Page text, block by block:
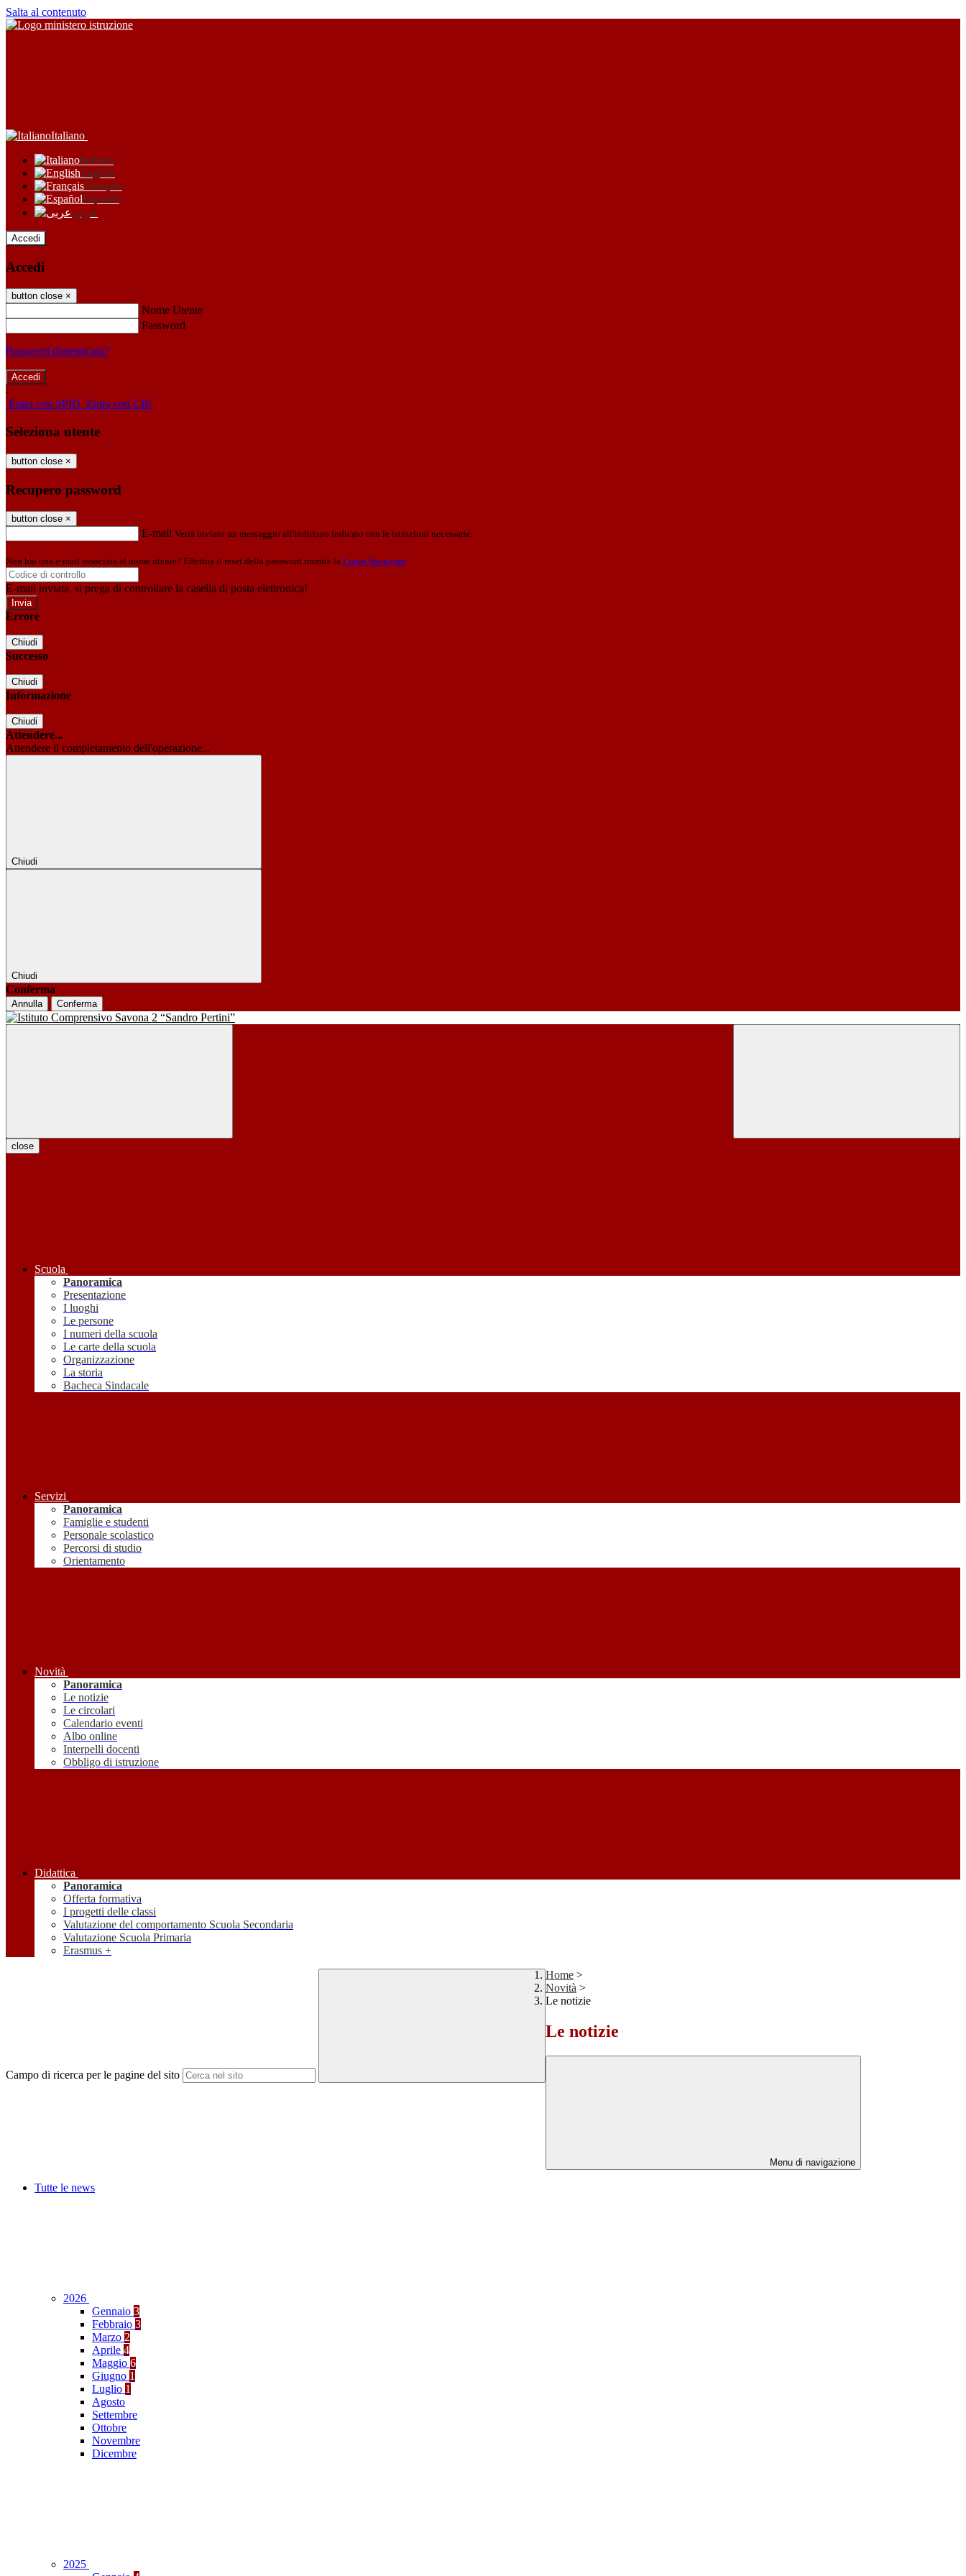
Salta al contenuto
Italiano
Italiano
English
Français
Español
عربى
Accedi
Accedi
button close ×
Nome Utente
Password
Password dimenticata?
-
Entra con SPID Entra con CIE
Seleziona utente
button close ×
Recupero password
button close ×
E-mail Verrà inviato un messaggio all'indirizzo indicato con le istruzioni necessarie.
Non hai una e-mail associata al nome utente? Effettua il reset della password tramite la Login Spaggiari
E-mail inviata, si prega di controllare la casella di posta elettronica!
Errore
Chiudi
Successo
Chiudi
Informazione
Chiudi
Attendere...
Attendere il completamento dell'operazione...
Chiudi
Chiudi
Conferma
Annulla Conferma
close
Scuola
Panoramica
Presentazione
I luoghi
Le persone
I numeri della scuola
Le carte della scuola
Organizzazione
La storia
Bacheca Sindacale
Servizi
Panoramica
Famiglie e studenti
Personale scolastico
Percorsi di studio
Orientamento
Novità
Panoramica
Le notizie
Le circolari
Calendario eventi
Albo online
Interpelli docenti
Obbligo di istruzione
Didattica
Panoramica
Offerta formativa
I progetti delle classi
Valutazione del comportamento Scuola Secondaria
Valutazione Scuola Primaria
Erasmus +
Campo di ricerca per le pagine del sito
Home >
Novità >
Le notizie
Le notizie
Menu di navigazione
Tutte le news
2026
Gennaio 3
Febbraio 3
Marzo 2
Aprile 4
Maggio 6
Giugno 1
Luglio 1
Agosto
Settembre
Ottobre
Novembre
Dicembre
2025